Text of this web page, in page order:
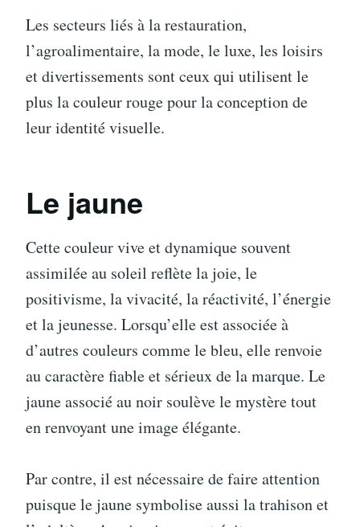
Les secteurs liés à la restauration,
l’agroalimentaire, la mode, le luxe, les loisirs
et divertissements sont ceux qui utilisent le
plus la couleur rouge pour la conception de
leur identité visuelle.
Le jaune
Cette couleur vive et dynamique souvent
assimilée au soleil reflète la joie, le
positivisme, la vivacité, la réactivité, l’énergie
et la jeunesse. Lorsqu’elle est associée à
d’autres couleurs comme le bleu, elle renvoie
au caractère fiable et sérieux de la marque. Le
jaune associé au noir soulève le mystère tout
en renvoyant une image élégante.
Par contre, il est nécessaire de faire attention
puisque le jaune symbolise aussi la trahison et